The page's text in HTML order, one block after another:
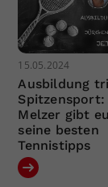
15.05.2024
Ausbildung
Spitzensport:
Melzer gibt
seine besten
Tennistipps